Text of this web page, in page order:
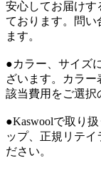
安心してお届けす
ております。問い
ます。
●カラー、サイズ
ざいます。カラ
該当費用をご選択
●Kaswoolで取り
ップ、正規リテイ
ださい。